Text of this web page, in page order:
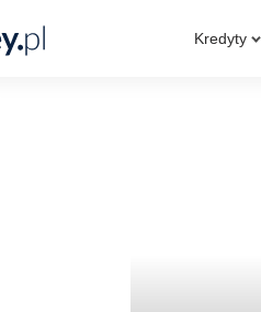
Kredyty